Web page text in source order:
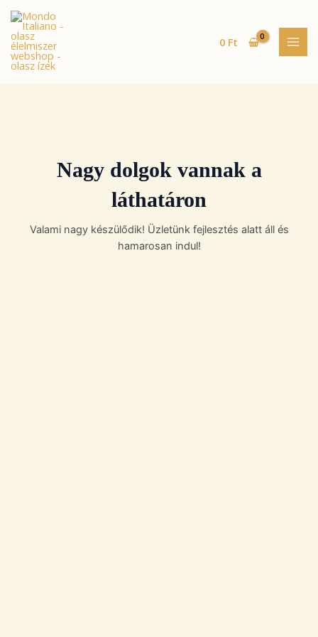
Skip
content
0 Ft
Nagy dolgok vannak a
láthatáron
Valami nagy készülődik! Üzletünk fejlesztés alatt áll és
hamarosan indul!